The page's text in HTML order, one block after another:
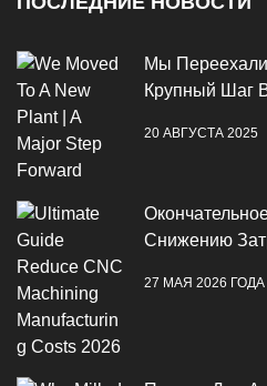
Мы
Крупный Шаг
20 АВГУСТА 2025
Снижению
27 МАЯ 2026 ГОДА